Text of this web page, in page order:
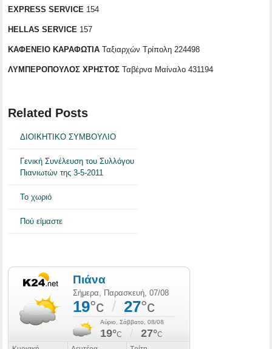
EXPRESS SERVICE 154
HELLAS SERVICE 157
ΚΑΦΕΝΕΙΟ ΚΑΡΑΦΩΤΙΑ Ταξιαρχών Τρίπολη 224498
ΛΥΜΠΕΡΟΠΟΥΛΟΣ ΧΡΗΣΤΟΣ Ταβέρνα Μαίναλο 431194
Related Posts
ΔΙΟΙΚΗΤΙΚΟ ΣΥΜΒΟΥΛΙΟ
Γενική Συνέλευση του Συλλόγου
Πιανιωτών της 3-5-2011
Το χωριό
Πού είμαστε